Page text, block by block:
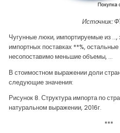
Источник:
Чугунные люки, импортируемые из
импортных поставках **%,
несопоставимо меньшие объемы, …
В стоимостном выражении доли
следующие значения:
Рисунок 8. Структура импорта по
натуральном выражении, 2016г.
***